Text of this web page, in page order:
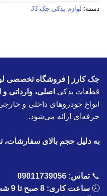
دسته: لوازم یدکی جک J3
جک کارز | فروشگاه تخصصی
قطعات یدکی اصلی، وارداتی
انواع خودروهای داخلی و
حرفه‌ای ارائه می‌شود.
به دلیل حجم بالای سفارشات،
📞تماس: 09011739056
🕗 ساعت کاری: 8 صبح تا 9 شب